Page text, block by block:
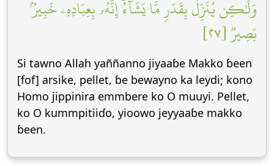
وَلَٰكِن يُنَزِّلُ بِقَدَرٖ مَّا يَشَآءُۚ إِنَّهُۥ بِعِبَادِهِۦ خَبِيرُۢ
بَصِيرٞ [٢٧]
Si tawno Allah yaññanno jiyaaɓe Makko ɓeen
[fof] arsike, pellet, ɓe bewayno ka leydi; kono
Homo jippinira emmbere ko O muuyi. Pellet,
ko O kummpitiiɗo, yioowo jeyyaaɓe makko
ɓeen.